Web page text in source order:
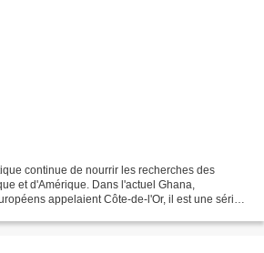
continue de nourrir les recherches des
et d'Amérique. Dans l'actuel Ghana,
appelaient Côte-de-l'Or, il est une série